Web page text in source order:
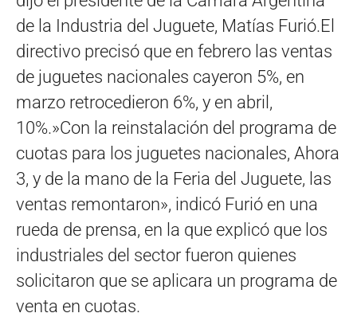
de la Industria del Juguete, Matías Furió.El
directivo precisó que en febrero las ventas
de juguetes nacionales cayeron 5%, en
marzo retrocedieron 6%, y en abril,
10%.»Con la reinstalación del programa de
cuotas para los juguetes nacionales, Ahora
3, y de la mano de la Feria del Juguete, las
ventas remontaron», indicó Furió en una
rueda de prensa, en la que explicó que los
industriales del sector fueron quienes
solicitaron que se aplicara un programa de
venta en cuotas.